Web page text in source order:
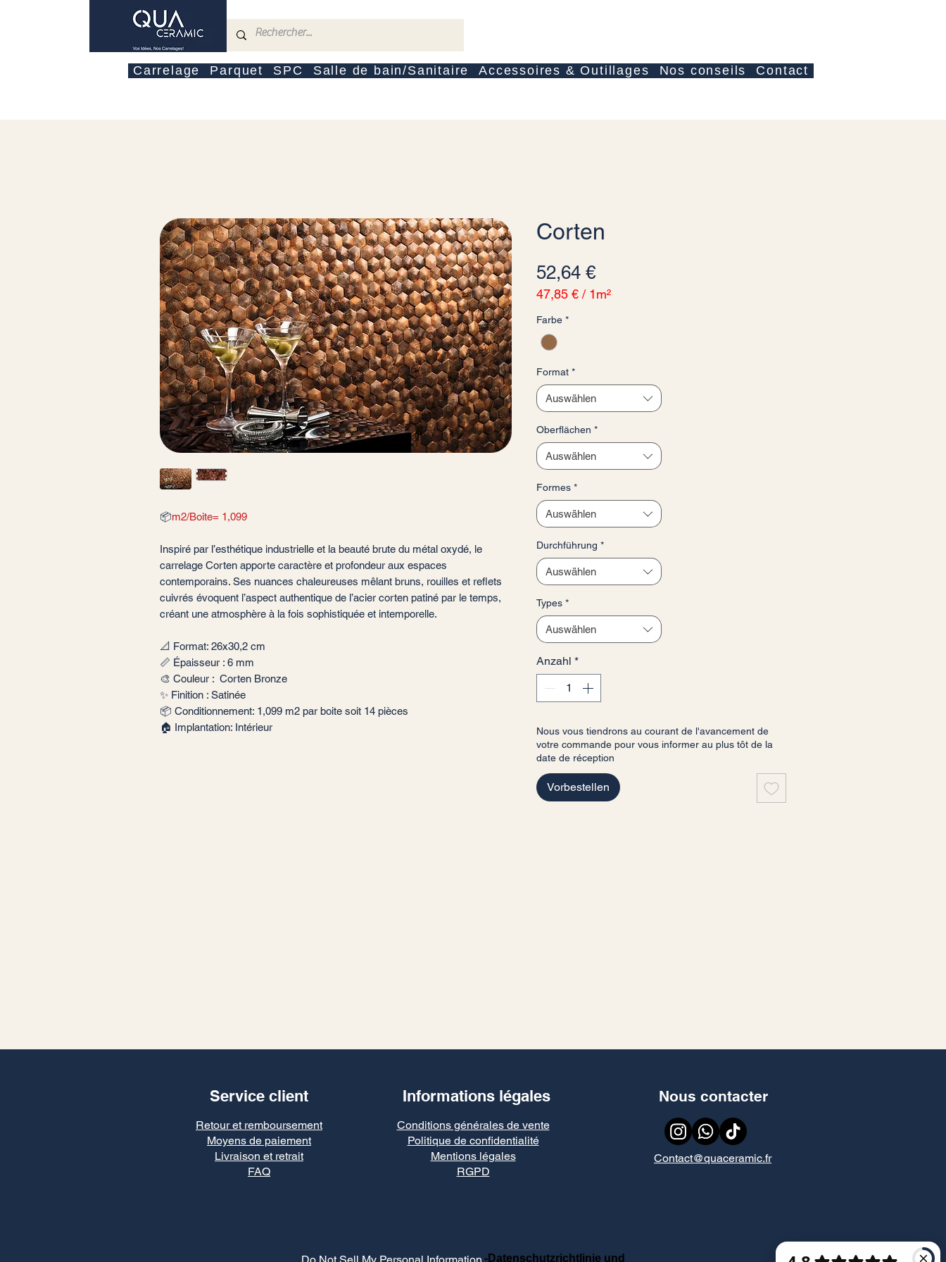
Carrelage Parquet SPC Salle de bain/Sanitaire Accessoires & Outillages Nos conseils Contact
📦m2/Boite= 1,099
Inspiré par l’esthétique industrielle et la beauté brute du métal oxydé, le
carrelage Corten apporte caractère et profondeur aux espaces
contemporains. Ses nuances chaleureuses mêlant bruns, rouilles et reflets
cuivrés évoquent l’aspect authentique de l’acier corten patiné par le temps,
créant une atmosphère à la fois sophistiquée et intemporelle.
📐 Format: 26x30,2 cm
📏 Épaisseur : 6 mm
🎨 Couleur : Corten Bronze
✨ Finition : Satinée
📦 Conditionnement: 1,099 m2 par boite soit 14 pièces
🏠 Implantation: Intérieur
Corten
52,64 €Preis
47,85 € / 1m²
pro
1
Farbe *
Format *
Auswählen
Oberflächen *
Auswählen
Formes *
Auswählen
Durchführung *
Auswählen
Types *
Auswählen
Anzahl *
Nous vous tiendrons au courant de l'avancement de
votre commande pour vous informer au plus tôt de la
date de réception
Vorbestellen
Service client Informations légales
Retour et remboursement
Moyens de paiement
Livraison et retrait
FAQ
Conditions générales de vente
Politique de confidentialité
Mentions légales
RGPD
Nous contacter
Contact@quaceramic.fr
-Datenschutzrichtlinie und